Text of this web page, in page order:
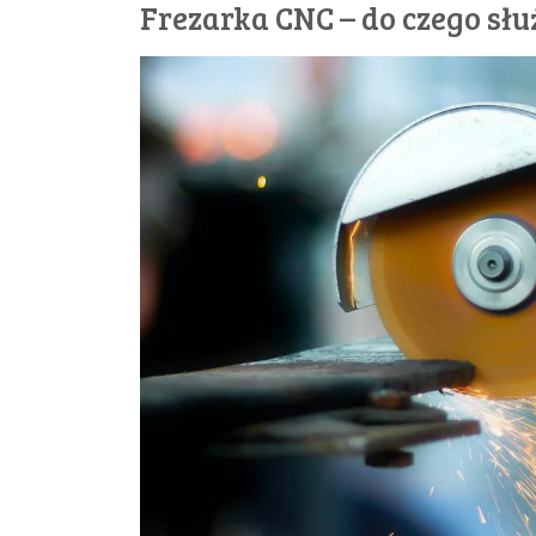
Frezarka CNC – do czego